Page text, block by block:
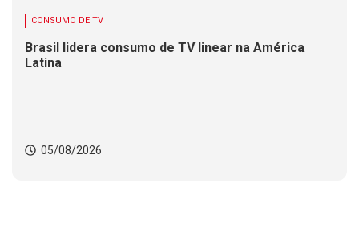
CONSUMO DE TV
Brasil lidera consumo de TV linear na América
Latina
05/08/2026